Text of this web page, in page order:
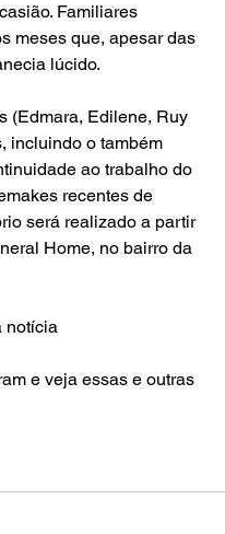
Familiares
meses que, apesar das
lúcido.
(Edmara, Edilene, Ruy
incluindo o também
ao trabalho do
recentes de
será realizado a partir
Home, no bairro da
notícia
e veja essas e outras